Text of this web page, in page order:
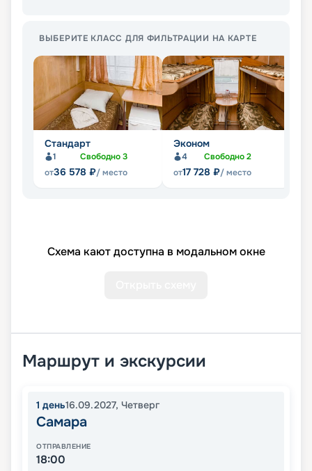
ВЫБЕРИТЕ КЛАСС ДЛЯ ФИЛЬТРАЦИИ НА КАРТЕ
Стандарт
1 Свободно3
от36 578 ₽/ место
Эконом
4 Свободно2
от17 728 ₽/ место
Схема кают доступна в модальном окне
Маршрут и экскурсии
1 день16.09.2027, Четверг
Самара
ОТПРАВЛЕНИЕ
18:00